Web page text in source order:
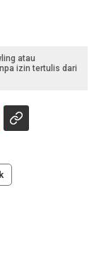
atau
izin tertulis dari